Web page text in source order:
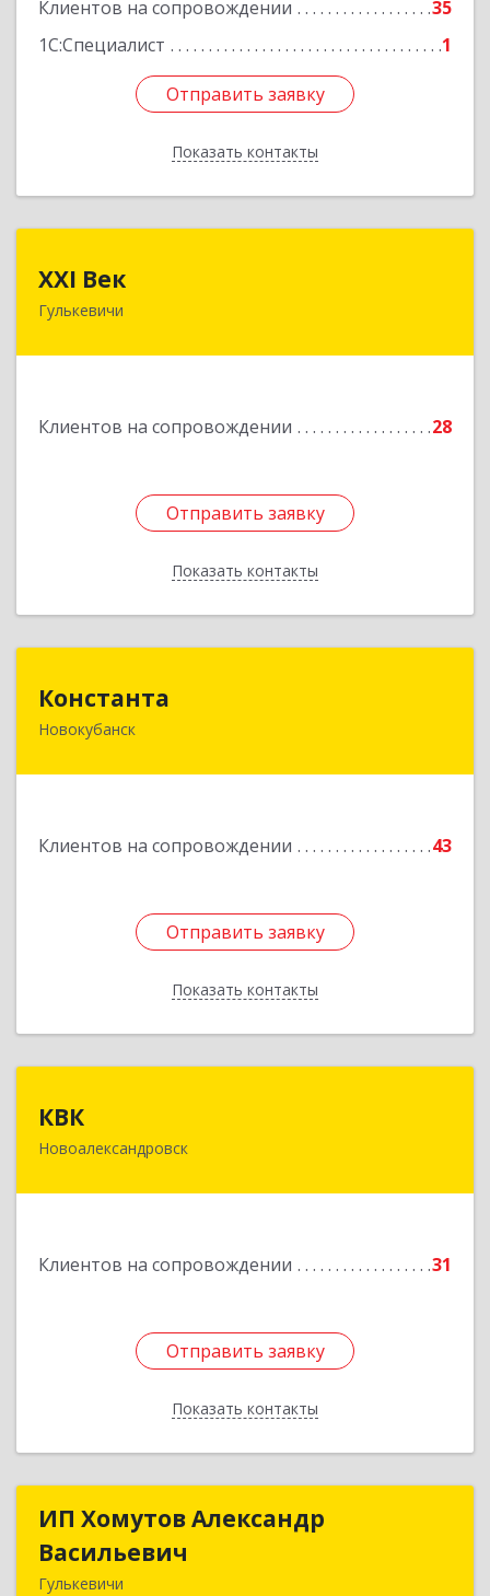
Клиентов на сопровождении
35
1С:Специалист
1
Отправить заявку
Показать контакты
Отправить заявку
Назад
XXI Век
Гулькевичи
Клиентов на сопровождении 28
Отправить заявку
Показать контакты
Отправить заявку
Назад
Константа
Новокубанск
Клиентов на сопровождении 43
Отправить заявку
Показать контакты
352240, Краснодарский край, Новокубанск г,
Отправить заявку
Назад
КВК
Новоалександровск
Клиентов на сопровождении 31
Отправить заявку
Показать контакты
Подробнее
Отправить заявку
Назад
ИП Хомутов Александр
Васильевич
Гулькевичи
ИП Хомутов Александр